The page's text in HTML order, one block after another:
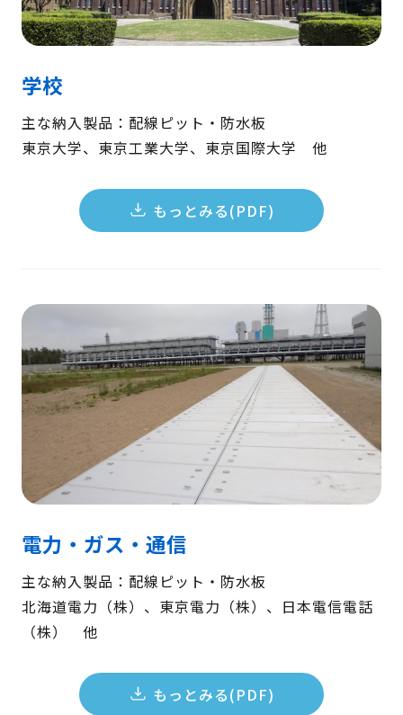
製品・見積もり窓口
097-547-8567
学校
主な納入製品：配線ピット・防水板
東京大学、東京工業大学、東京国際大学 他
もっとみる(PDF)
電力・ガス・通信
主な納入製品：配線ピット・防水板
北海道電力（株）、東京電力（株）、日本電信電話
（株） 他
もっとみる(PDF)